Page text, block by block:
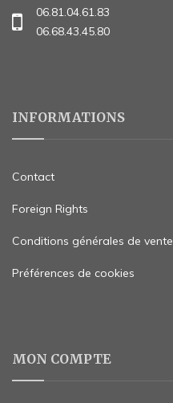
06.81.04.61.83
06.68.43.45.80
INFORMATIONS
Contact
Foreign Rights
Conditions générales de vente
Préférences de cookies
MON COMPTE